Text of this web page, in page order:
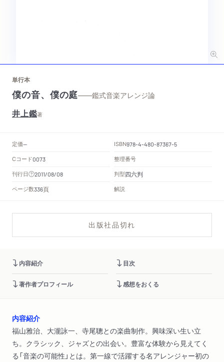
単行本
僕の音、僕の庭——鑑式音楽アレンジ論
井上鑑著
定価-- ISBN978-4-480-87367-5
Cコード0073
整理番号
刊行日
2011/08/08 判型四六判
ページ数336頁 解説
出版社品切れ
内容紹介 目次
著作者プロフィール 感想をおくる
内容紹介
福山雅治、大瀧詠一、寺尾聰との楽曲制作。興味深い生い立
ち。クラシック、ジャズとの出会い。豊富な体験から見えてく
る「音楽の可能性」とは。第一線で活躍する名アレンジャー初の